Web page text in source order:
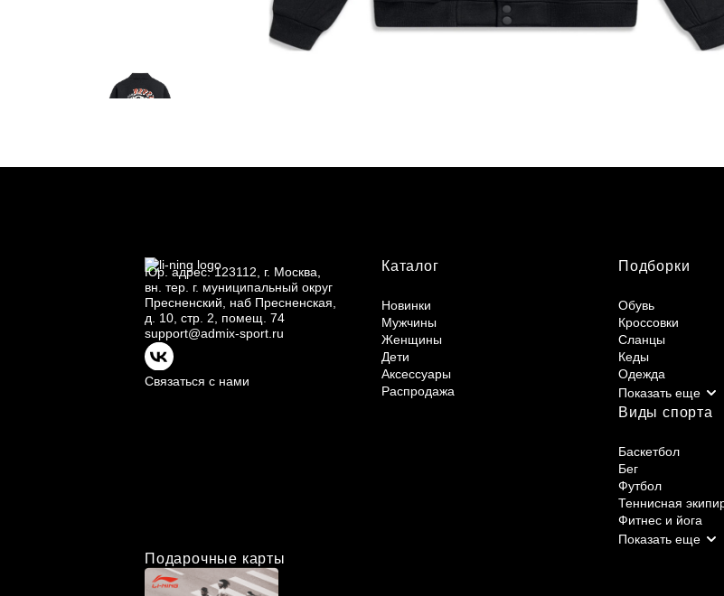
Юр. адрес: 123112, г. Москва,
вн. тер. г. муниципальный округ
Пресненский, наб Пресненская,
д. 10, стр. 2, помещ. 74
support@admix-sport.ru
Связаться с нами
Каталог
Новинки
Мужчины
Женщины
Дети
Аксессуары
Распродажа
Подборки
Обувь
Кроссовки
Сланцы
Кеды
Одежда
Виды спорта
Баскетбол
Бег
Футбол
Теннисная
Фитнес и йога
Подарочные карты